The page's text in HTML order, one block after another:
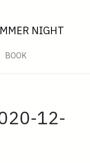
NIGHT
BOOK
12-